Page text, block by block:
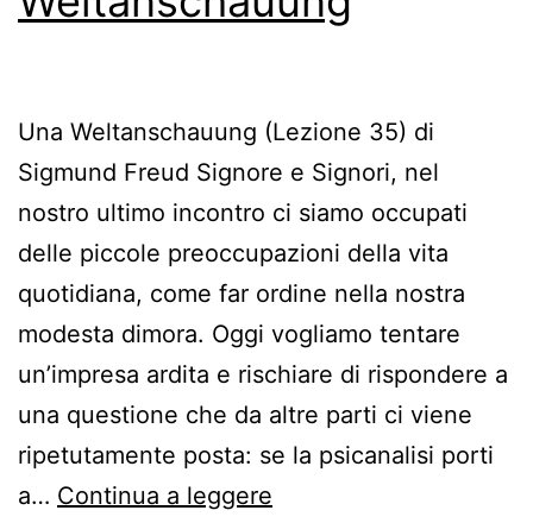
Una Weltanschauung (Lezione 35) di
Sigmund Freud Signore e Signori, nel
nostro ultimo incontro ci siamo occupati
delle piccole preoccupazioni della vita
quotidiana, come far ordine nella nostra
modesta dimora. Oggi vogliamo tentare
un’impresa ardita e rischiare di rispondere a
una questione che da altre parti ci viene
ripetutamente posta: se la psicanalisi porti
a… Continua a leggere